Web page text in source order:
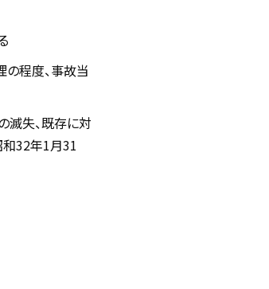
の程度、事故当
滅失、既存に対
和32年1月31